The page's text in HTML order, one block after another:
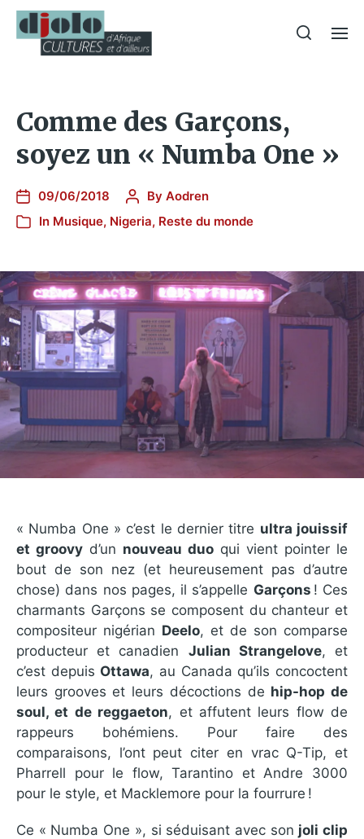
Comme des Garçons,
soyez un « Numba One »
09/06/2018 By Aodren
In Musique, Nigeria, Reste du monde
« Numba One » c’est le dernier titre ultra jouissif
et groovy d’un nouveau duo qui vient pointer le
bout de son nez (et heureusement pas d’autre
chose) dans nos pages, il s’appelle Garçons ! Ces
charmants Garçons se composent du chanteur et
compositeur nigérian Deelo, et de son comparse
producteur et canadien Julian Strangelove, et
c’est depuis Ottawa, au Canada qu’ils concoctent
leurs grooves et leurs décoctions de hip-hop de
soul, et de reggaeton, et affutent leurs flow de
rappeurs bohémiens. Pour faire des
comparaisons, l’ont peut citer en vrac Q-Tip, et
Pharrell pour le flow, Tarantino et Andre 3000
pour le style, et Macklemore pour la fourrure !
Ce « Numba One », si séduisant avec son joli clip